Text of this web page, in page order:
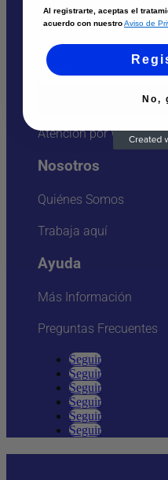
Sedes
Atención por Whatsapp
Nosotros
Quiénes Somos
Trabaja aquí
Ayuda
Más Información
Preguntas Frecuentes
Seguir
Seguir
Seguir
Seguir
Seguir
Seguir
Al registrarte, aceptas el
acuerdo con nuestroAviso de
No,